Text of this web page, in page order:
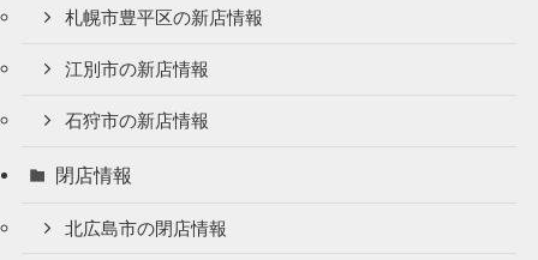
札幌市豊平区の新店情報
江別市の新店情報
石狩市の新店情報
閉店情報
北広島市の閉店情報